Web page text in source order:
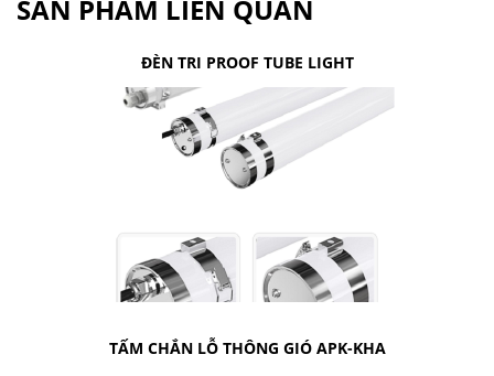
SẢN PHẨM LIÊN QUAN
ĐÈN TRI PROOF TUBE LIGHT
TẤM CHẮN LỖ THÔNG GIÓ APK-KHA